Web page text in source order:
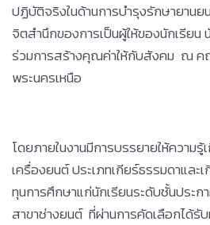
ปฏิบัติจริงในด้านการบำรุงรักษายาน
จิตสำนึกของการเป็นผู้ให้ของนักเรียน
ร่วมการสร้างคุณค่าให้กับสังคม ณ ค
พระนครเหนือ
โดยภายในงานมีการบรรยายให้ความ
เครื่องยนต์ ประเภทเกียร์ธรรมดาแล
ทุนการศึกษาแก่นักเรียนระดับชั้นประ
สาขาช่างยนต์ ที่ผ่านการคัดเลือกได้รั